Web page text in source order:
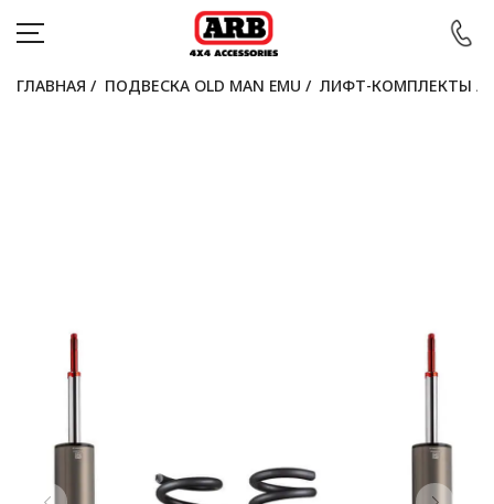
ПОКУПАТЕЛЯМ
Войти
ГЛАВНАЯ / ПОДВЕСКА OLD MAN EMU / ЛИФТ-КОМПЛЕКТЫ /